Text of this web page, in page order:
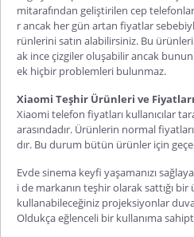
mitarafından geliştirilen cep
r ancak her gün artan fiyatlar
rünlerini satın alabilirsiniz. Bu
ak ince çizgiler oluşabilir ancak
ek hiçbir problemleri bulunmaz.
Xiaomi Teşhir Ürünleri ve Fiyatları
Xiaomi telefon fiyatları kullanıcılar
arasındadır. Ürünlerin normal
dır. Bu durum bütün ürünler için
Evde sinema keyfi yaşamanızı
i de markanın teşhir olarak sattığı
kullanabileceğiniz projeksiyonlar
Oldukça eğlenceli bir kullanıma